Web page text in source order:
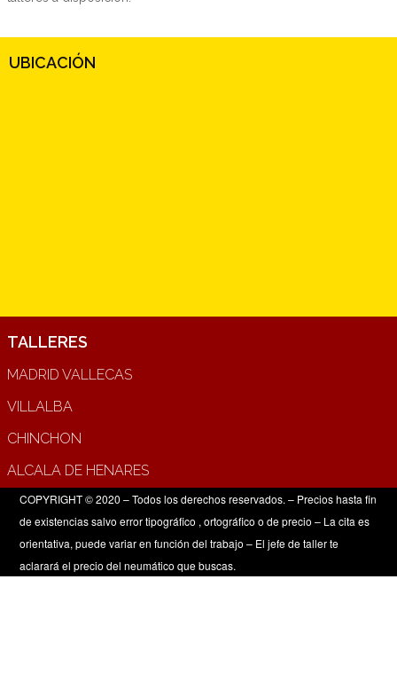
UBICACIÓN
TALLERES
MADRID VALLECAS
VILLALBA
CHINCHON
ALCALA DE HENARES
COPYRIGHT © 2020 – Todos los derechos reservados. – Precios hasta fin
de existencias salvo error tipográfico , ortográfico o de precio – La cita es
orientativa, puede variar en función del trabajo – El jefe de taller te
aclarará el precio del neumático que buscas.